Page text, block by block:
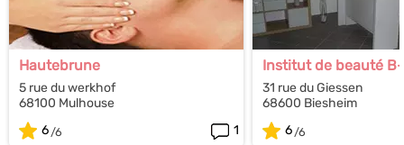
Hautebrune
5 rue du werkhof
68100 Mulhouse
6
1
Institut de beauté
31 rue du Giessen
68600 Biesheim
6